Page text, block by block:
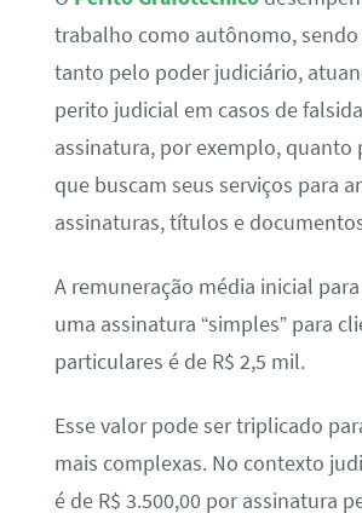
trabalho como autônomo,
tanto pelo poder judiciário,
perito judicial em casos de
assinatura, por exemplo, quanto
que buscam seus serviços para
assinaturas, títulos e
A remuneração média inicial
uma assinatura “simples” para
particulares é de R$ 2,5 mil.
Esse valor pode ser triplicado
mais complexas. No contexto
é de R$ 3.500,00 por assinatura